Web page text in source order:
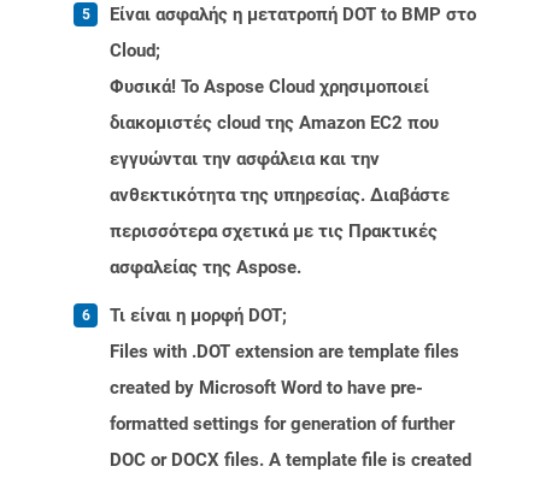
Είναι ασφαλής η μετατροπή DOT to BMP στο
Cloud;
Φυσικά! Το Aspose Cloud χρησιμοποιεί
διακομιστές cloud της Amazon EC2 που
εγγυώνται την ασφάλεια και την
ανθεκτικότητα της υπηρεσίας. Διαβάστε
περισσότερα σχετικά με τις Πρακτικές
ασφαλείας της Aspose.
Τι είναι η μορφή DOT;
Files with .DOT extension are template files
created by Microsoft Word to have pre-
formatted settings for generation of further
DOC or DOCX files. A template file is created